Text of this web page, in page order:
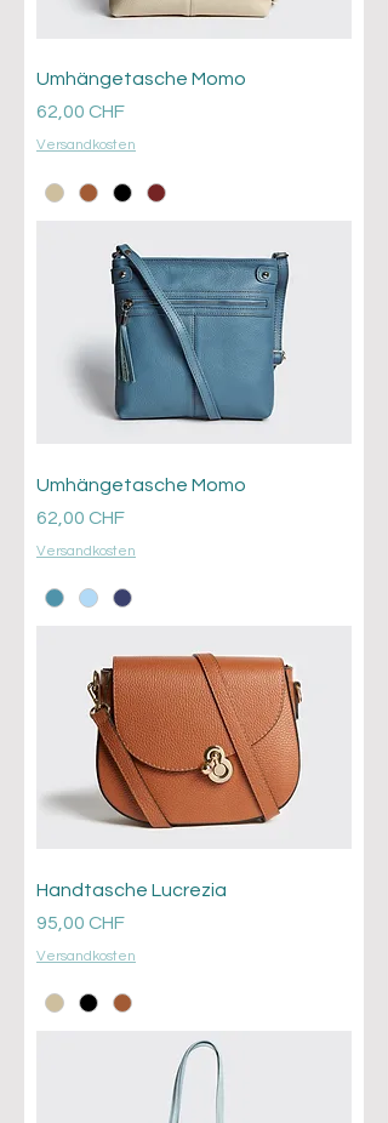
Umhängetasche Momo
Prezzo
62,00 CHF
Versandkosten
Umhängetasche Momo
Prezzo
62,00 CHF
Versandkosten
Handtasche Lucrezia
Prezzo
95,00 CHF
Versandkosten